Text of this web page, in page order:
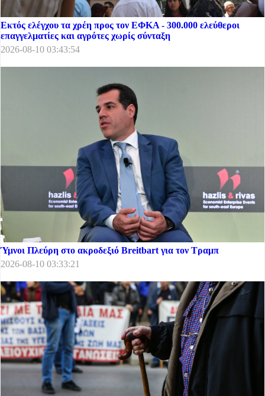
Εκτός ελέγχου τα χρέη προς τον ΕΦΚΑ - 300.000 ελεύθεροι
επαγγελματίες και αγρότες χωρίς σύνταξη
2026-08-10 03:43:54
Ύμνοι Πλεύρη στο ακροδεξιό Breitbart για τον Τραμπ
2026-08-10 03:33:21